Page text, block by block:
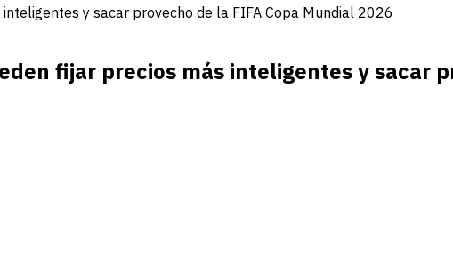
y sacar provecho de la FIFA Copa Mundial 2026
fijar precios más inteligentes y sacar